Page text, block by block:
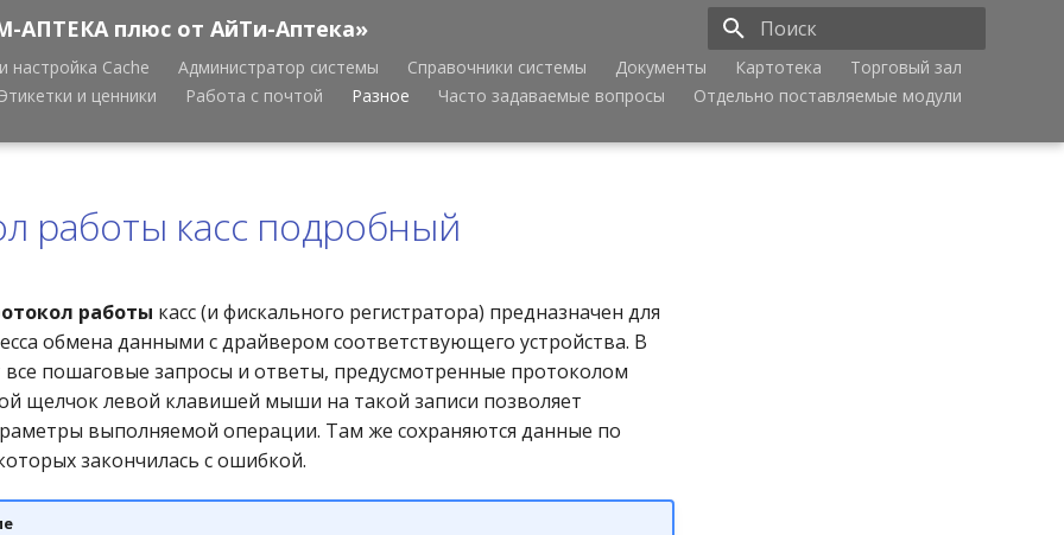
АПТЕКА плюс от АйТи-Аптека»
Инициализация поиска
настройка Cache Администратор системы Справочники системы Документы Картотека
Торговый зал
Этикетки и ценники Работа с почтой Разное Часто задаваемые вопросы
Отдельно поставляемые модули
работы касс подробный
работы касс (и фискального регистратора) предназначен для
обмена данными с драйвером соответствующего устройства. В
пошаговые запросы и ответы, предусмотренные протоколом
щелчок левой клавишей мыши на такой записи позволяет
выполняемой операции. Там же сохраняются данные по
закончилась с ошибкой.